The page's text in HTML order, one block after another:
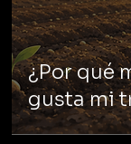
¿Por qué
gusta mi